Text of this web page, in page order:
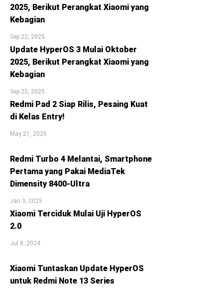
2025, Berikut Perangkat Xiaomi yang
Kebagian
Sep 22, 2025
Update HyperOS 3 Mulai Oktober
2025, Berikut Perangkat Xiaomi yang
Kebagian
Sep 22, 2025
Redmi Pad 2 Siap Rilis, Pesaing Kuat
di Kelas Entry!
May 21, 2025
Redmi Turbo 4 Melantai, Smartphone
Pertama yang Pakai MediaTek
Dimensity 8400-Ultra
Jan 3, 2025
Xiaomi Terciduk Mulai Uji HyperOS
2.0
Jul 8, 2024
Xiaomi Tuntaskan Update HyperOS
untuk Redmi Note 13 Series